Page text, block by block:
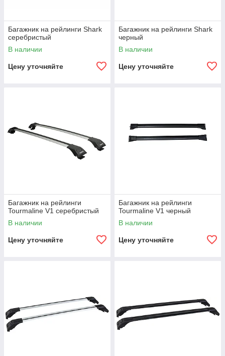
Багажник на рейлинги Shark
серебристый
В наличии
Цену уточняйте
Багажник на рейлинги Shark
черный
В наличии
Цену уточняйте
Багажник на рейлинги
Tourmaline V1 серебристый
В наличии
Цену уточняйте
Багажник на рейлинги
Tourmaline V1 черный
В наличии
Цену уточняйте